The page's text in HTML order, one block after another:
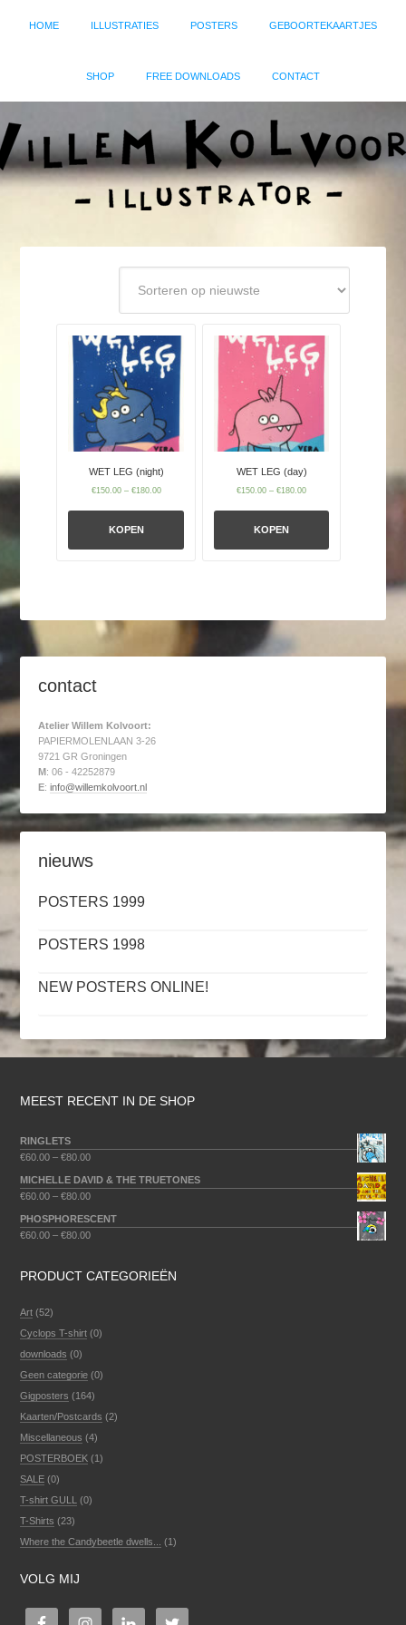
HOME ILLUSTRATIES POSTERS GEBOORTEKAARTJES
SHOP FREE DOWNLOADS CONTACT
WET LEG (night)
€150.00– €180.00
KOPEN
WET LEG (day)
€150.00 –€180.00
KOPEN
contact
Atelier Willem Kolvoort:
PAPIERMOLENLAAN 3-26
9721 GR Groningen
M : 06 - 42252879
E:info@willemkolvoort.nl
nieuws
POSTERS 1999
POSTERS 1998
NEW POSTERS ONLINE!
MEEST RECENT IN DE SHOP
RINGLETS
€60.00 –€80.00
MICHELLE DAVID & THE TRUETONES
€60.00 –€80.00
PHOSPHORESCENT
€60.00 –€80.00
PRODUCT CATEGORIEËN
Art (52)
Cyclops T-shirt (0)
downloads (0)
Geen categorie (0)
Gigposters (164)
Kaarten/Postcards (2)
Miscellaneous (4)
POSTERBOEK (1)
SALE (0)
T-shirt GULL
(0)
T-Shirts (23)
Where the Candybeetle dwells...
(1)
VOLG MIJ